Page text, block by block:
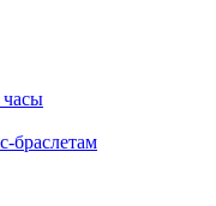
браслетам